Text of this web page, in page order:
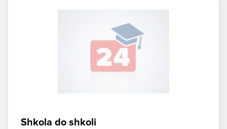
Shkola do shkoli